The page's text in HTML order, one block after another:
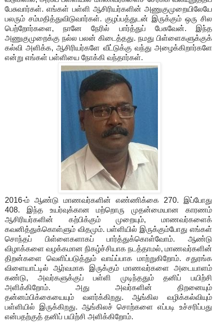
பேசுவார்கள். எங்கள் பள்ளி ஆசிரியர்களின் அணுகுமுறையிலேயே
பலரும் சம்மதித்துவிடுவார்கள். குழப்பத்துடன் இருக்கும் ஒரு சில
பெற்றோர்களை, நானே நேரில் பார்த்துப் பேசுவேன். இந்த
அணுகுமுறைக்கு நல்ல பலன் கிடைத்தது. நமது பிள்ளைகளுக்குக்
கல்வி அளிக்க, ஆசிரியர்களே வீட்டுக்கு வந்து அழைக்கிறார்களே
என்று எங்கள் பள்ளியை நோக்கி வந்தார்கள்.
2016-ம் ஆண்டு மாணவர்களின் எண்ணிக்கை 270. இப்போது
408. இந்த உயர்வுக்கான மற்றொரு முதன்மையான காரணம்
ஆசிரியர்களின் கற்பிக்கும் முறையும், மாணவர்களைக்
கவனித்துக்கொள்ளும் விதமும். பள்ளியில் இருக்கும்போது எங்கள்
சொந்தப் பிள்ளைகளாகப் பார்த்துக்கொள்வோம். ஆண்டு
விழாக்களை வழக்கமான நிகழ்ச்சியாக நடத்தாமல், மாணவர்களின்
திறன்களை வெளிப்படுத்தும் வாய்ப்பாக மாற்றுகிறோம். சதுரங்க
விளையாட்டில் ஆர்வமாக இருக்கும் மாணவர்களை அடையாளம்
கண்டு, அவர்களுக்குப் பள்ளி முடிந்ததும் தனிப் பயிற்சி
அளிக்கிறோம். அது அவர்களின் திறனையும்
தன்னம்பிக்கையையும் வளர்க்கிறது. ஆங்கில வழிக்கல்வியும்
பள்ளியில் இருக்கிறது. ஆங்கிலச் சொற்களை எப்படி உச்சரிப்பது
என்பதற்குத் தனிப் பயிற்சி அளிக்கிறோம்.